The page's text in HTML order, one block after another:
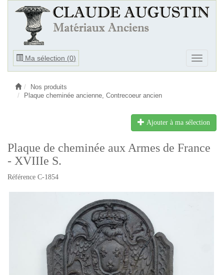
Ma sélection (0)
Ouvrir
Ouvrir
le
Nos produits
Plaque cheminée ancienne, Contrecoeur ancien
Ajouter à ma sélection
Plaque de cheminée aux Armes de France
- XVIIIe S.
Référence C-1854